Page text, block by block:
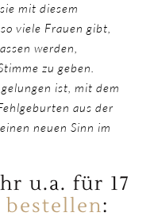
mit diesem
viele Frauen gibt,
werden,
zu geben.
ist, mit dem
aus der
neuen Sinn im
u.a. für 17
bestellen: